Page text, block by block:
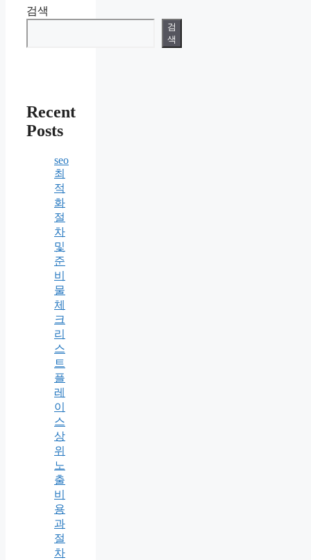
검색
검
색
Recent
Posts
seo
최
적
화
절
차
및
준
비
물
체
크
리
스
트
플
레
이
스
상
위
노
출
비
용
과
절
차